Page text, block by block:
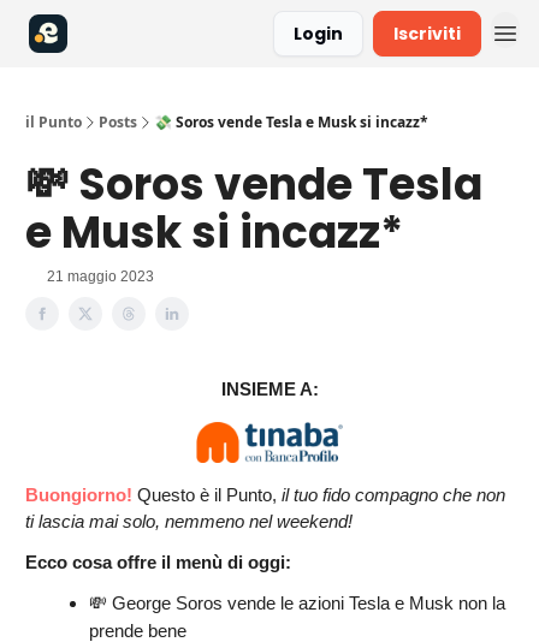
Login Iscriviti
il Punto Posts 💸 Soros vende Tesla e Musk si incazz*
💸 Soros vende Tesla
e Musk si incazz*
21 maggio 2023
INSIEME A:
Buongiorno! Questo è il Punto, il tuo fido compagno che non
ti lascia mai solo, nemmeno nel weekend!
Ecco cosa offre il menù di oggi:
💸 George Soros vende le azioni Tesla e Musk non la
prende bene